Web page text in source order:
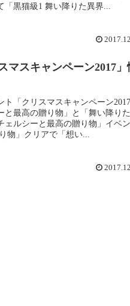
黒猫級1 舞い降りた異界...
マスキャンペーン2017」
「クリスマスキャンペーン2017
と最高の贈り物」と「舞い降り
ルシーと最高の贈り物」イベ
物」クリアで「想い...